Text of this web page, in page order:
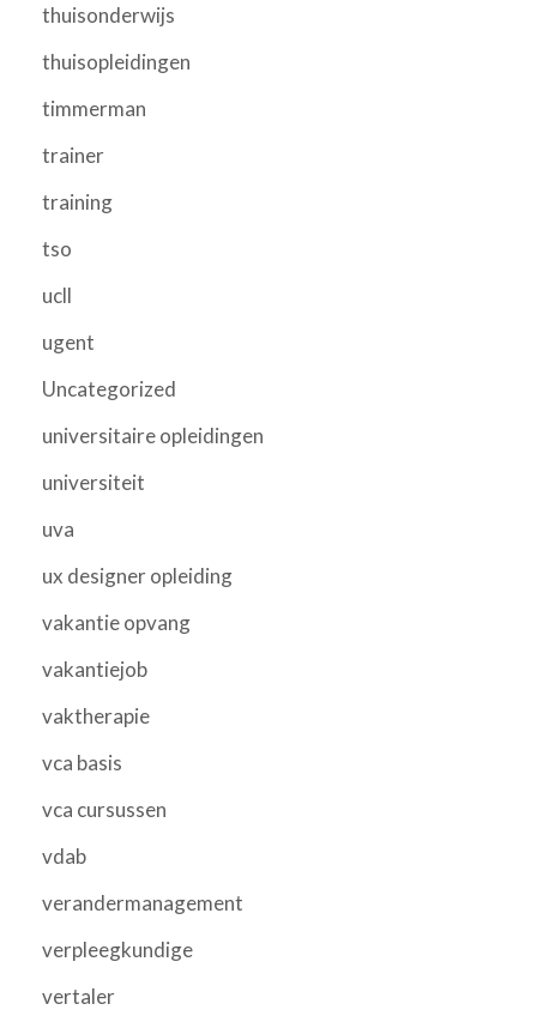
thuisonderwijs
thuisopleidingen
timmerman
trainer
training
tso
ucll
ugent
Uncategorized
universitaire opleidingen
universiteit
uva
ux designer opleiding
vakantie opvang
vakantiejob
vaktherapie
vca basis
vca cursussen
vdab
verandermanagement
verpleegkundige
vertaler